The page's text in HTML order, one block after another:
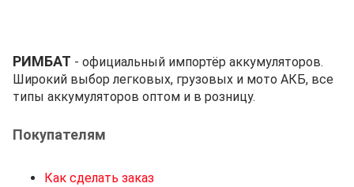
РИМБАТ - официальный импортёр аккумуляторов.
Широкий выбор легковых, грузовых и мото АКБ, все
типы аккумуляторов оптом и в розницу.
Покупателям
Как сделать заказ